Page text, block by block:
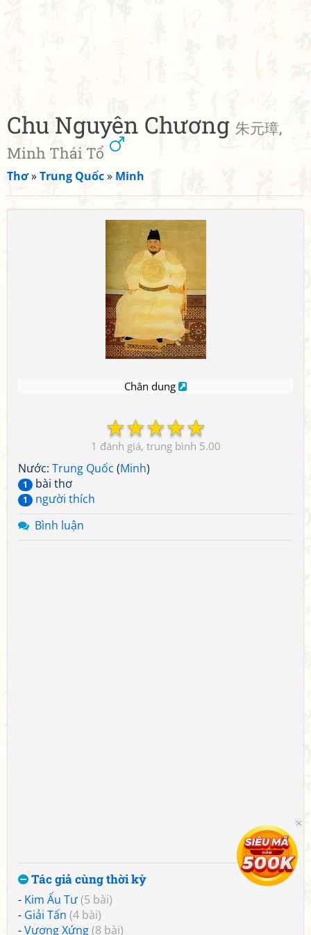
Chu Nguyên Chương 朱元璋,
Minh Thái Tổ
Thơ»Trung Quốc» Minh
Chân dung
☆
☆
☆
☆
☆
1 5.00
Nước: Trung Quốc (Minh)
1 bài thơ
1
người thích
Bình luận
Tác giả cùng thời kỳ
- Kim Ấu Tư(5 bài)
- Giải Tấn (4 bài)
-Vương Xứng(8 bài)